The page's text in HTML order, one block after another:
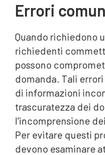
Errori
Quando richiedono
richiedenti
possono
domanda. Tali
di informazioni
trascuratezza dei
l'incomprensione
Per evitare questi
devono esaminare